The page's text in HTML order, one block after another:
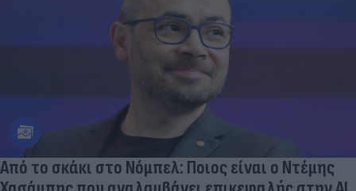
Από το σκάκι στο Νόμπελ: Ποιος είναι ο Ντέμης